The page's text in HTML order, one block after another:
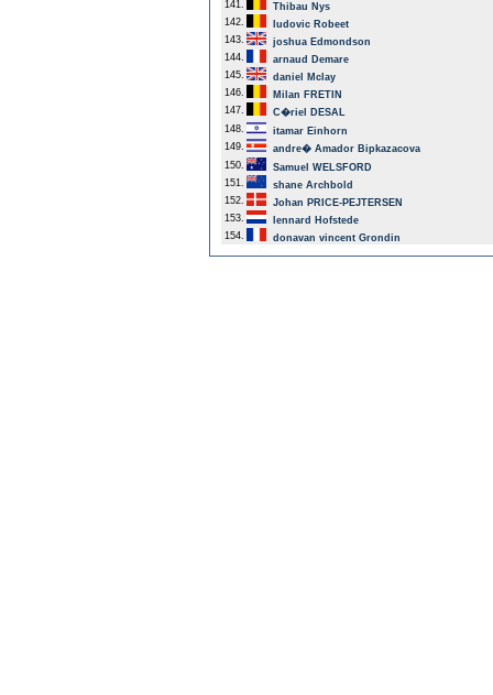
141.
Thibau Nys
142.
ludovic Robeet
143.
joshua Edmondson
144.
arnaud Demare
145.
daniel Mclay
146.
Milan FRETIN
147.
C�riel DESAL
148.
itamar Einhorn
149.
andre� Amador Bipkazacova
150.
Samuel WELSFORD
151.
shane Archbold
152.
Johan PRICE-PEJTERSEN
153.
lennard Hofstede
154.
donavan vincent Grondin